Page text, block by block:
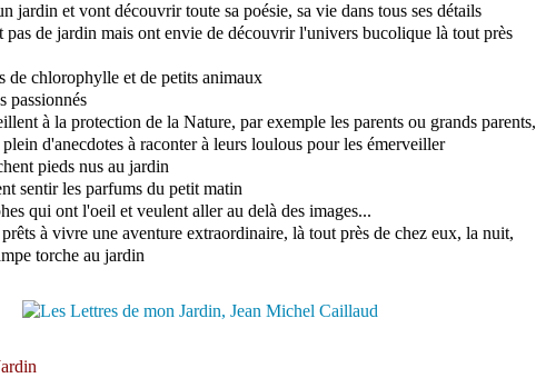
jardin et vont découvrir toute sa poésie, sa vie dans tous ses détails
de jardin mais ont envie de découvrir l'univers bucolique là tout près
de chlorophylle et de petits animaux
passionnés
à la protection de la Nature, par exemple les parents ou grands parents,
d'anecdotes à raconter à leurs loulous pour les émerveiller
pieds nus au jardin
sentir les parfums du petit matin
qui ont l'oeil et veulent aller au delà des images...
à vivre une aventure extraordinaire, là tout près de chez eux, la nuit,
torche au jardin